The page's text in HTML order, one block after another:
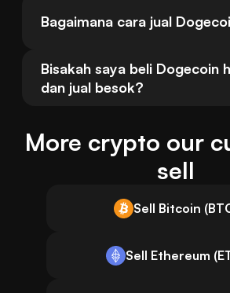
Bagaimana cara jual
Bisakah saya beli Dogecoin
dan jual besok?
More crypto our
sell
Sell Bitcoin
Sell Ethereum